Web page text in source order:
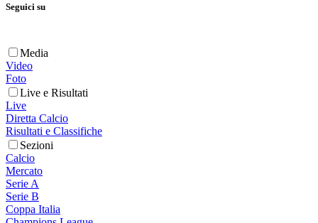
Seguici su
Media
Video
Foto
Live e Risultati
Live
Diretta Calcio
Risultati e Classifiche
Sezioni
Calcio
Mercato
Serie A
Serie B
Coppa Italia